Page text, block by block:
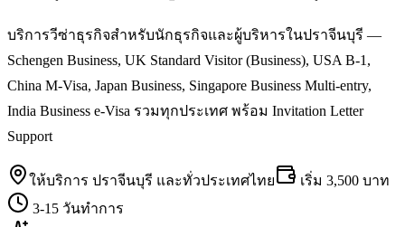
บริการวีซ่าธุรกิจสำหรับนักธุรกิจและผู้บริหารในปราจีนบุรี —
Schengen Business, UK Standard Visitor (Business), USA B-1,
China M-Visa, Japan Business, Singapore Business Multi-entry,
India Business e-Visa รวมทุกประเทศ พร้อม Invitation Letter
Support
ให้บริการ ปราจีนบุรี และทั่วประเทศไทย เริ่ม 3,500 บาท
3-15 วันทำการ